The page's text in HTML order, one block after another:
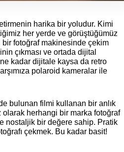
harika bir yoludur. Kimi
her yerde ve görüştüğümüz
bir fotoğraf makinesinde çekim
çıkması ve ortada dijital
kadar dijitale kaysa da retro
polaroid kameralar ile
bulunan filmi kullanan bir anlık
olarak herhangi bir marka fotoğraf
nostaljik bir değere sahip. Pratik
çekmek. Bu kadar basit!